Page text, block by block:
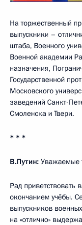
На торжественный
выпускники –
штаба, Военного
Военной академии
назначения,
Государственной
Московского
заведений Санкт-
Смоленска и Твери.
* * *
В.Путин: Уважаемые
Рад приветствовать
окончанием учёбы.
выпускников
на «отлично»